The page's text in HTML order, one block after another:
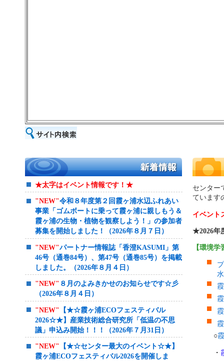
★太字はイベント情報です！★
"NEW"令和８年度第２回霞ヶ浦水辺ふれあい
事業「ゴムボートに乗って霞ヶ浦に親しもう＆
霞ヶ浦の生物・植物を観察しよう！」の参加者
募集を開始しました！（2026年８月７日）
"NEW"パートナー情報誌「香澄KASUMI」第
46号（通巻84号）、第47号（通巻85号）を掲載
しました。（2026年８月４日）
"NEW" ８月のよみきかせのお知らせです☆彡
（2026年８月４日）
"NEW" 【★☆霞ヶ浦ECOフェスティバル
2026☆★】産業技術総合研究所「低温の不思
議」申込み開始！！！（2026年７月31日）
"NEW" 【★☆センター最大のイベント☆★】
霞ヶ浦ECOフェスティバル2026を開催しま
センター
ています
イベント
★2026年
【環境
○
・